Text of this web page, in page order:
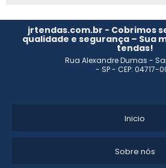
LOCAÇÃO DE TENDAS PARA EVENTOS
ALUGUEL DE TENDAS PARA CASAMENTO
LOCAÇÃO DE TENDAS EM PORTO FELIZ
jrtendas.com.br - Cobrimos
qualidade e segurança – Sua
tendas!
Rua Alexandre Dumas -
- SP - CEP: 04717-
Inicio
Sobre nós